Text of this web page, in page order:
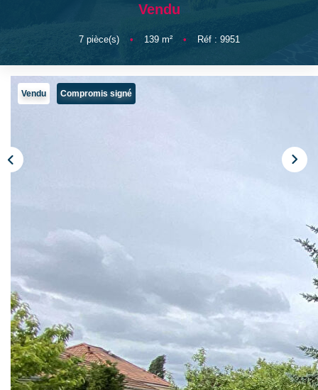
NOTRE AGENCE
Qui Sommes Nous
Vendu
7pièce(s) • 139m² • Réf : 9951
Vendu Compromis signé
Description
Réf : 9951
Réf. 9951 : Châlons Agglo.